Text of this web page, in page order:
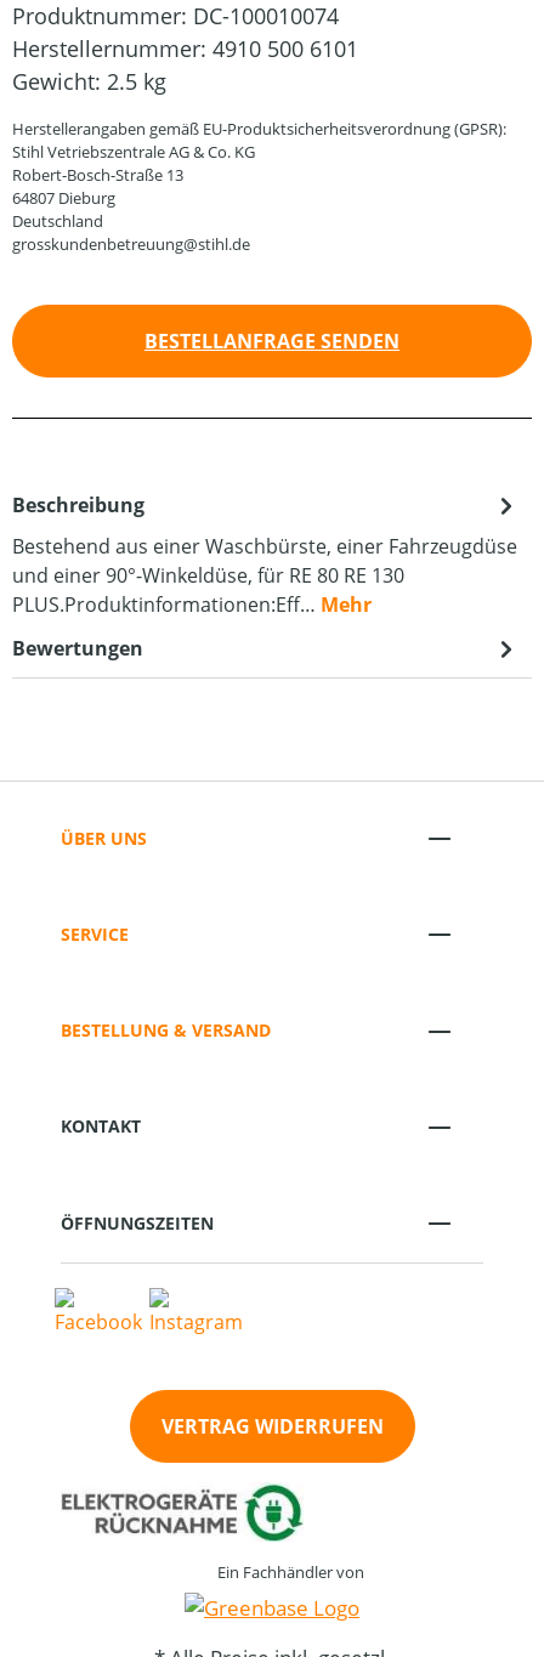
Produktnummer: DC-100010074
Herstellernummer: 4910 500 6101
Gewicht: 2.5 kg
Herstellerangaben gemäß EU-Produktsicherheitsverordnung (GPSR):
Stihl Vetriebszentrale AG & Co. KG
Robert-Bosch-Straße 13
64807 Dieburg
Deutschland
grosskundenbetreuung@stihl.de
BESTELLANFRAGE SENDEN
Beschreibung
Bestehend aus einer Waschbürste, einer Fahrzeugdüse
und einer 90°-Winkeldüse, für RE 80 RE 130
PLUS.Produktinformationen:Eff… Mehr
Bewertungen
ÜBER UNS
SERVICE
BESTELLUNG & VERSAND
KONTAKT
ÖFFNUNGSZEITEN
VERTRAG WIDERRUFEN
Ein Fachhändler von